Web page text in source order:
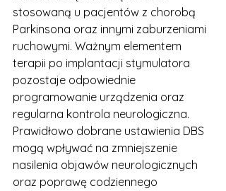
stosowaną u pacjentów z chorobą
Parkinsona oraz innymi zaburzeniami
ruchowymi. Ważnym elementem
terapii po implantacji stymulatora
pozostaje odpowiednie
programowanie urządzenia oraz
regularna kontrola neurologiczna.
Prawidłowo dobrane ustawienia DBS
mogą wpływać na zmniejszenie
nasilenia objawów neurologicznych
oraz poprawę codziennego